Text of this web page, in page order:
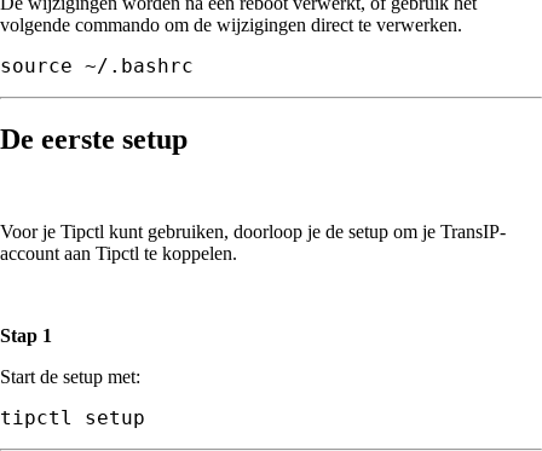
volgende commando om de wijzigingen direct te verwerken.
source ~/.bashrc
De eerste setup
Voor je Tipctl kunt gebruiken, doorloop je de setup om je TransIP-
account aan Tipctl te koppelen.
Stap 1
Start de setup met:
tipctl setup